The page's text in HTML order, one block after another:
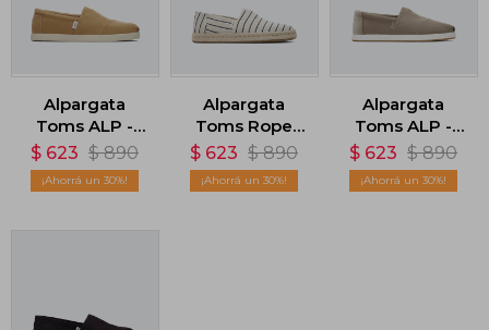
Alpargata
Toms ALP -
Marrón
$ 623 $ 890
30
Alpargata
Toms Rope
2.0 Espadrille -
Beige
$ 623 $ 890
30
Alpargata
Toms ALP -
Marrón
$ 623 $ 890
30